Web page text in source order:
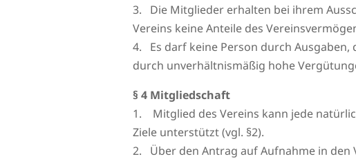
3. Die Mitglieder erhalten bei ihrem
Vereins keine Anteile des
4. Es darf keine Person durch
durch unverhältnismäßig hohe
§ 4 Mitgliedschaft
1. Mitglied des Vereins kann jede
Ziele unterstützt (vgl. §2).
2. Über den Antrag auf Aufnahme in den